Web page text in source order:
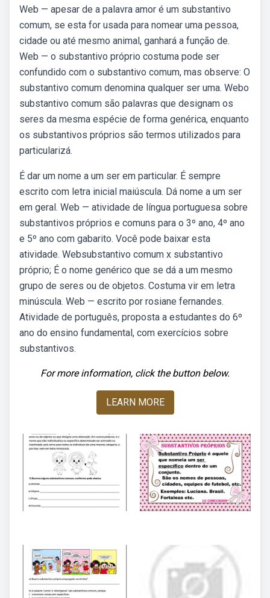
Web — apesar de a palavra amor é um substantivo
comum, se esta for usada para nomear uma pessoa,
cidade ou até mesmo animal, ganhará a função de.
Web — o substantivo próprio costuma pode ser
confundido com o substantivo comum, mas observe: O
substantivo comum denomina qualquer ser uma. Webo
substantivo comum são palavras que designam os
seres da mesma espécie de forma genérica, enquanto
os substantivos próprios são termos utilizados para
particularizá.
É dar um nome a um ser em particular. É sempre
escrito com letra inicial maiúscula. Dá nome a um ser
em geral. Web — atividade de língua portuguesa sobre
substantivos próprios e comuns para o 3º ano, 4º ano
e 5º ano com gabarito. Você pode baixar esta
atividade. Websubstantivo comum x substantivo
próprio; É o nome genérico que se dá a um mesmo
grupo de seres ou de objetos. Costuma vir em letra
minúscula. Web — escrito por rosiane fernandes.
Atividade de português, proposta a estudantes do 6º
ano do ensino fundamental, com exercícios sobre
substantivos.
For more information, click the button below.
LEARN MORE